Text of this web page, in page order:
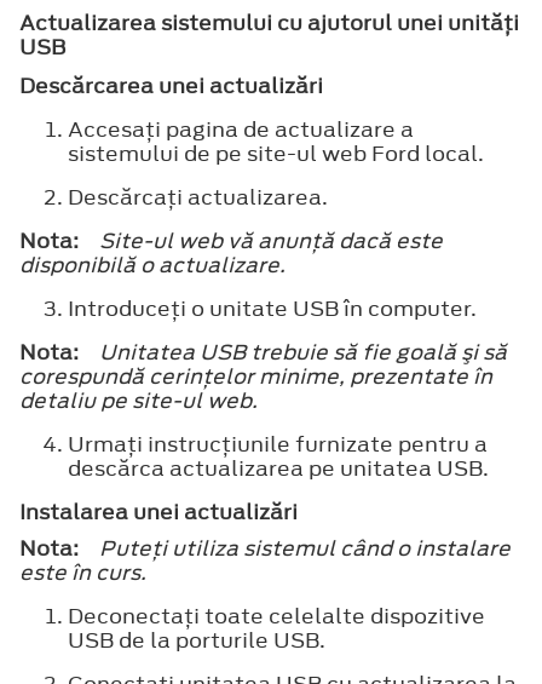
Actualizarea sistemului cu ajutorul unei unităţi
USB
Descărcarea unei actualizări
Accesaţi pagina de actualizare a
sistemului de pe site-ul web Ford local.
Descărcaţi actualizarea.
Nota:
Site-ul web vă anunţă dacă este
disponibilă o actualizare.
Introduceţi o unitate USB în computer.
Nota:
Unitatea USB trebuie să fie goală şi să
corespundă cerinţelor minime, prezentate în
detaliu pe site-ul web.
Urmaţi instrucţiunile furnizate pentru a
descărca actualizarea pe unitatea USB.
Instalarea unei actualizări
Nota:
Puteţi utiliza sistemul când o instalare
este în curs.
Deconectaţi toate celelalte dispozitive
USB de la porturile USB.